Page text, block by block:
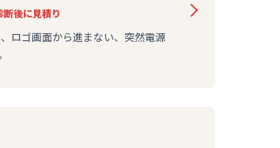
ロゴ画面から進まない、突然電源
断後に見積り